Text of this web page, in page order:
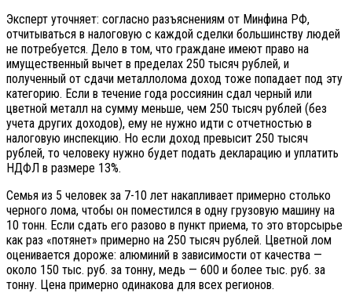
Эксперт уточняет: согласно разъяснениям от Минфина РФ,
отчитываться в налоговую с каждой сделки большинству людей
не потребуется. Дело в том, что граждане имеют право на
имущественный вычет в пределах 250 тысяч рублей, и
полученный от сдачи металлолома доход тоже попадает под эту
категорию. Если в течение года россиянин сдал черный или
цветной металл на сумму меньше, чем 250 тысяч рублей (без
учета других доходов), ему не нужно идти с отчетностью в
налоговую инспекцию. Но если доход превысит 250 тысяч
рублей, то человеку нужно будет подать декларацию и уплатить
НДФЛ в размере 13%.
Семья из 5 человек за 7-10 лет накапливает примерно столько
черного лома, чтобы он поместился в одну грузовую машину на
10 тонн. Если сдать его разово в пункт приема, то это вторсырье
как раз «потянет» примерно на 250 тысяч рублей. Цветной лом
оценивается дороже: алюминий в зависимости от качества —
около 150 тыс. руб. за тонну, медь — 600 и более тыс. руб. за
тонну. Цена примерно одинакова для всех регионов.